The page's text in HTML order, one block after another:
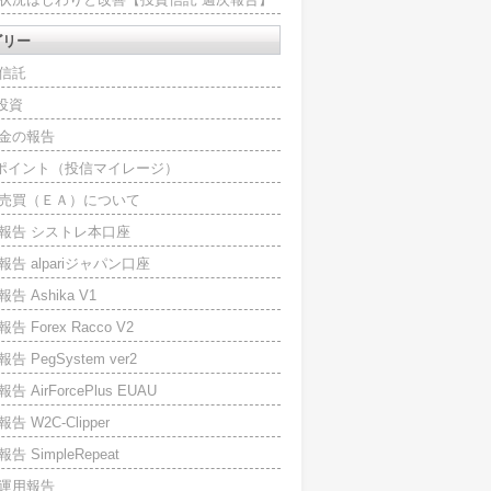
ー
託
資
の報告
イント（投信マイレージ）
買（ＥＡ）について
告 シストレ本口座
告 alpariジャパン口座
告 Ashika V1
告 Forex Racco V2
告 PegSystem ver2
告 AirForcePlus EUAU
告 W2C-Clipper
告 SimpleRepeat
用報告